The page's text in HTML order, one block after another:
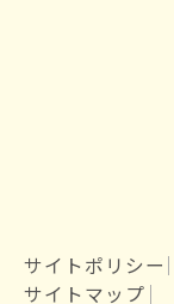
サイトポリシー
サイトマップ